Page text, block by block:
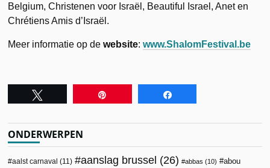
Belgium, Christenen voor Israël, Beautiful Israel, Anet en
Chrétiens Amis d’Israël.
Meer informatie op dewebsite:www.ShalomFestival.be
ONDERWERPEN
aalst carnaval (11) aanslag brussel (26) abbas (10)
abou